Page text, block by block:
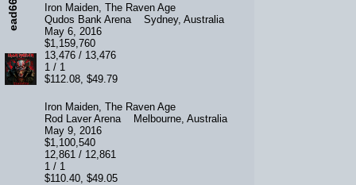
ead666
Iron Maiden, The Raven Age
Qudos Bank Arena Sydney, Australia
May 6, 2016
$1,159,760
13,476 / 13,476
1 / 1
$112.08, $49.79
Iron Maiden, The Raven Age
Rod Laver Arena Melbourne, Australia
May 9, 2016
$1,100,540
12,861 / 12,861
1 / 1
$110.40, $49.05